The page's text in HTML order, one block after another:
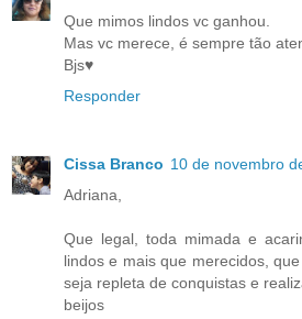
Que mimos lindos vc ganhou.
Mas vc merece, é sempre tão
Bjs♥
Responder
Cissa Branco 10 de novembro
Adriana,
Que legal, toda mimada e
lindos e mais que merecidos,
seja repleta de conquistas e
beijos